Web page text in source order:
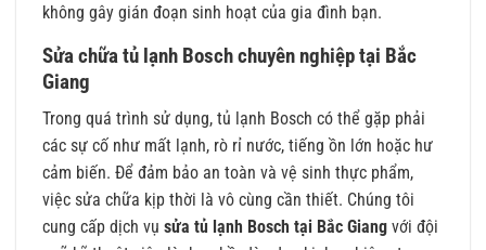
không gây gián đoạn sinh hoạt của gia đình bạn.
Sửa chữa tủ lạnh Bosch chuyên nghiệp tại Bắc
Giang
Trong quá trình sử dụng, tủ lạnh Bosch có thể gặp phải
các sự cố như mất lạnh, rò rỉ nước, tiếng ồn lớn hoặc hư
cảm biến. Để đảm bảo an toàn và vệ sinh thực phẩm,
việc sửa chữa kịp thời là vô cùng cần thiết. Chúng tôi
cung cấp dịch vụ sửa tủ lạnh Bosch tại Bắc Giang với đội